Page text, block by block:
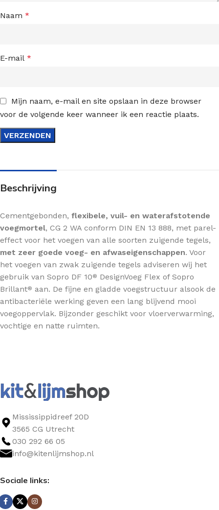
Naam *
E-mail *
Mijn naam, e-mail en site opslaan in deze browser
voor de volgende keer wanneer ik een reactie plaats.
Beschrijving
Cementgebonden, flexibele, vuil- en waterafstotende
voegmortel, CG 2 WA conform DIN EN 13 888, met parel-
effect voor het voegen van alle soorten zuigende tegels,
met zeer goede voeg- en afwaseigenschappen. Voor
het voegen van zwak zuigende tegels adviseren wij het
gebruik van Sopro DF 10® DesignVoeg Flex of Sopro
Brillant® aan. De fijne en gladde voegstructuur alsook de
antibacteriële werking geven een lang blijvend mooi
voegoppervlak. Bijzonder geschikt voor vloerverwarming,
vochtige en natte ruimten.
Mississippidreef 20D
3565 CG Utrecht
030 292 66 05
info@kitenlijmshop.nl
Sociale links: